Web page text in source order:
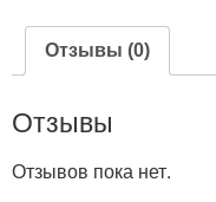
Отзывы (0)
Отзывы
Отзывов пока нет.